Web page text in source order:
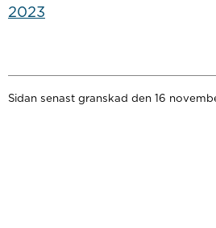
2023
Sidan senast granskad den 16